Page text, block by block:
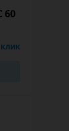
60